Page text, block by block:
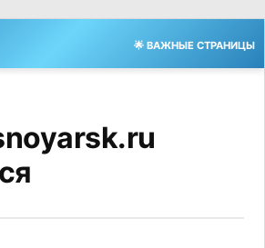
🌟 ВАЖНЫЕ СТРАНИЦЫ